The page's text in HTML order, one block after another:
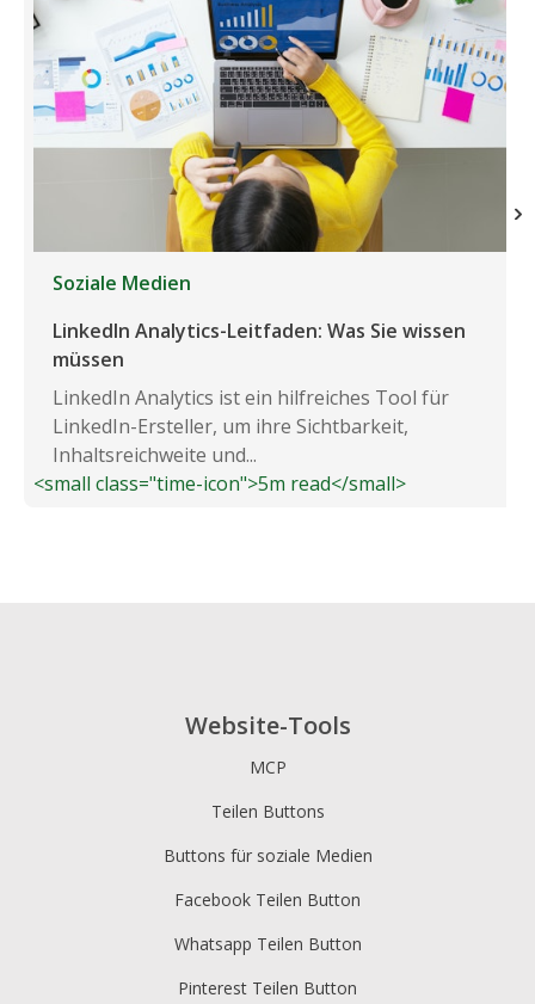
Soziale Medien
LinkedIn Analytics-Leitfaden: Was Sie wissen
müssen
LinkedIn Analytics ist ein hilfreiches Tool für
LinkedIn-Ersteller, um ihre Sichtbarkeit,
Inhaltsreichweite und...
<small class="time-icon">5m read</small>
Website-Tools
MCP
Teilen Buttons
Buttons für soziale Medien
Facebook Teilen Button
Whatsapp Teilen Button
Pinterest Teilen Button